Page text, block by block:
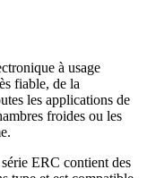
à usage
fiable, de la
les applications de
froides ou les
ERC contient des